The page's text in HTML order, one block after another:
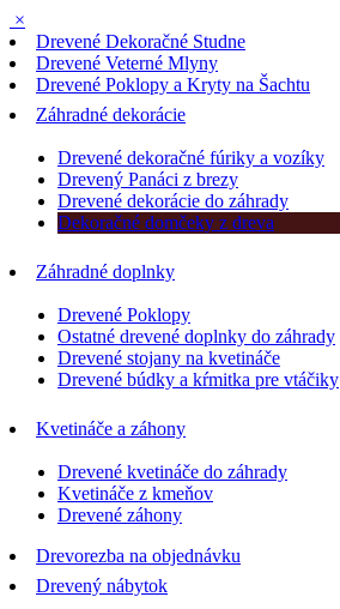
×
Drevené Dekoračné Studne
Drevené Veterné Mlyny
Drevené Poklopy a Kryty na Šachtu
Záhradné dekorácie
Drevené dekoračné fúriky a vozíky
Drevený Panáci z brezy
Drevené dekorácie do záhrady
Dekoračné domčeky z dreva
Záhradné doplnky
Drevené Poklopy
Ostatné drevené doplnky do záhrady
Drevené stojany na kvetináče
Drevené búdky a kŕmitka pre vtáčiky
Kvetináče a záhony
Drevené kvetináče do záhrady
Kvetináče z kmeňov
Drevené záhony
Drevorezba na objednávku
Drevený nábytok